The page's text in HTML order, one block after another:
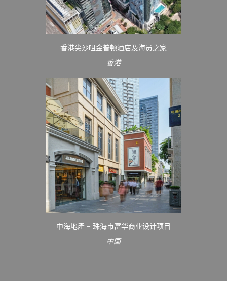
香港尖沙咀金普顿酒店及海员之家
香港
中海地產 – 珠海市富华商业设计项目
中国